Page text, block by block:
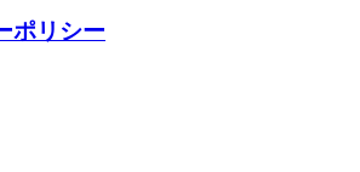
ポリシー